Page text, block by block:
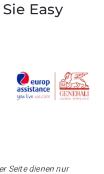
Easy
Seite dienen nur